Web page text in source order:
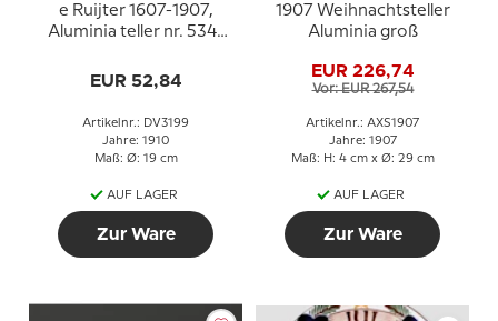
e Ruijter 1607-1907,
Aluminia teller nr. 534-
EUR 52,84
Artikelnr.: DV3199
Jahre: 1910
Maß: Ø: 19 cm
AUF LAGER
Zur Ware
1907 Weihnachtsteller
Aluminia groß
EUR 226,74
Vor: EUR 267,54
Artikelnr.: AXS1907
Jahre: 1907
Maß: H: 4 cm x Ø: 29 cm
AUF LAGER
Zur Ware